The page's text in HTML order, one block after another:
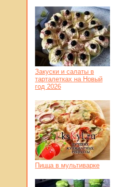
Закуски и салаты в
тарталетках на Новый
год 2026
Пицца в мультиварке